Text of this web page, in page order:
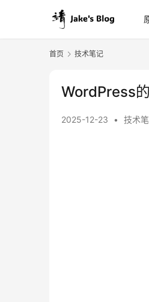
首页 技术笔记
WordPress
2025-12-23 • 技术